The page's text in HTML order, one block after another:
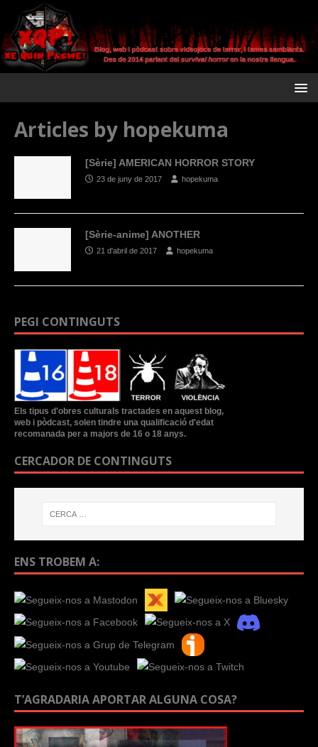
Articles by hopekuma
[Sèrie] AMERICAN HORROR STORY
23 de juny de 2017 hopekuma
[Sèrie-anime] ANOTHER
21 d'abril de 2017 hopekuma
PEGI CONTINGUTS
Els tipus d'obres culturals tractades en aquest blog,
web i pòdcast, solen tindre una qualificació d'edat
recomanada per a majors de 16 o 18 anys.
CERCADOR DE CONTINGUTS
ENS TROBEM A:
T’AGRADARIA APORTAR ALGUNA COSA?